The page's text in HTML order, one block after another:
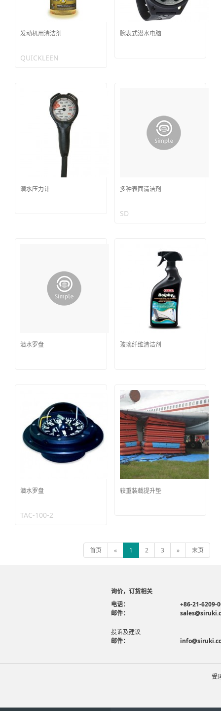
发动机用清洁剂
QUICKLEEN
腕表式潜水电脑
潜水压力计 多种表面清洁剂
SD
潜水罗盘 玻璃纤维清洁剂
潜水罗盘
TAC-100-2
较重装载提升垫
首页 « 1 2 3 » 末页
询价，订货相关
电话：
+86-21-6209-
邮件：
投诉及建议
邮件：
受